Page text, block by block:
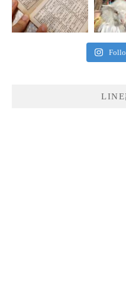
LINE